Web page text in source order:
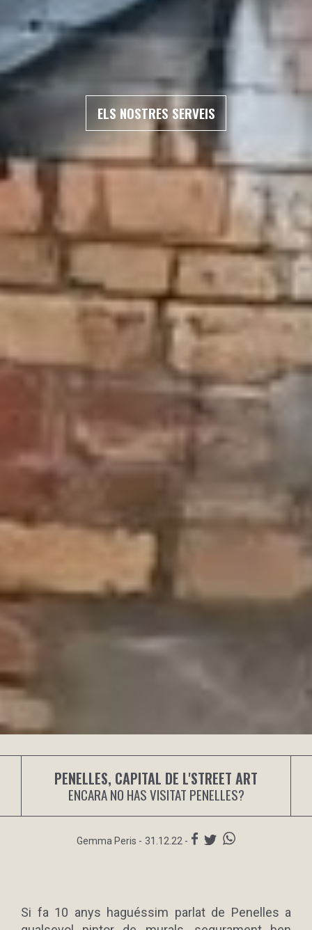
ELS NOSTRES SERVEIS
PENELLES, CAPITAL DE L'STREET ART
ENCARA NO HAS VISITAT PENELLES?
Gemma Peris - 31.12.22 -
Si fa 10 anys haguéssim parlat de Penelles a